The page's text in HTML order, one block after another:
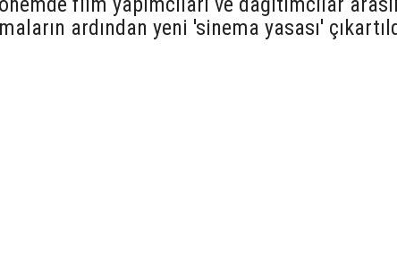
ardından yeni 'sinema yasası'